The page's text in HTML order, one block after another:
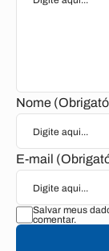
Nome
E-mail
Salvar meus
comentar.